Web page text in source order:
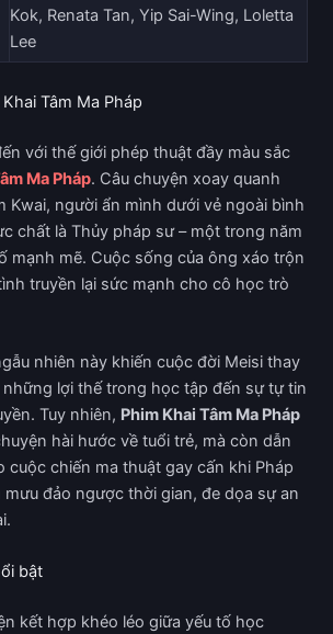
Kok, Renata Tan, Yip Sai-Wing, Loletta
Lee
Tâm Ma Pháp
với thế giới phép thuật đầy màu sắc
Ma Pháp. Câu chuyện xoay quanh
Kwai, người ẩn mình dưới vẻ ngoài bình
chất là Thủy pháp sư – một trong năm
mạnh mẽ. Cuộc sống của ông xáo trộn
truyền lại sức mạnh cho cô học trò
nhiên này khiến cuộc đời Meisi thay
lợi thế trong học tập đến sự tự tin
Tuy nhiên, Phim Khai Tâm Ma Pháp
hài hước về tuổi trẻ, mà còn dẫn
cuộc chiến ma thuật gay cấn khi Pháp
mưu đảo ngược thời gian, đe dọa sự an
bật
kết hợp khéo léo giữa yếu tố học